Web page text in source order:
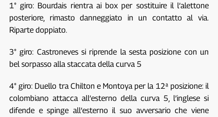
1° giro: Bourdais rientra ai box per sostituire il l’alettone
posteriore, rimasto danneggiato in un contatto al via.
Riparte doppiato.
3° giro: Castroneves si riprende la sesta posizione con un
bel sorpasso alla staccata della curva 5
4° giro: Duello tra Chilton e Montoya per la 12ª posizione: il
colombiano attacca all’esterno della curva 5, l’inglese si
difende e spinge all’esterno il suo avversario che viene